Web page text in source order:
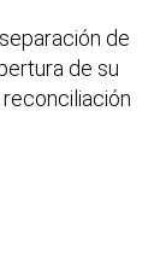
de
de su